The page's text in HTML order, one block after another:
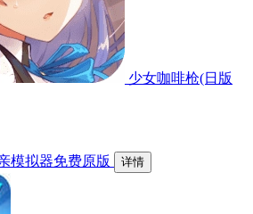
少女咖啡枪(日版
模拟器免费原版 详情